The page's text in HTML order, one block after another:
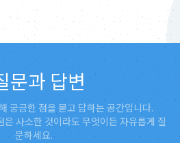
문과 답변
궁금한 점을 묻고 답하는 공간입니다.
사소한 것이라도 무엇이든 자유롭게 질
문하세요.